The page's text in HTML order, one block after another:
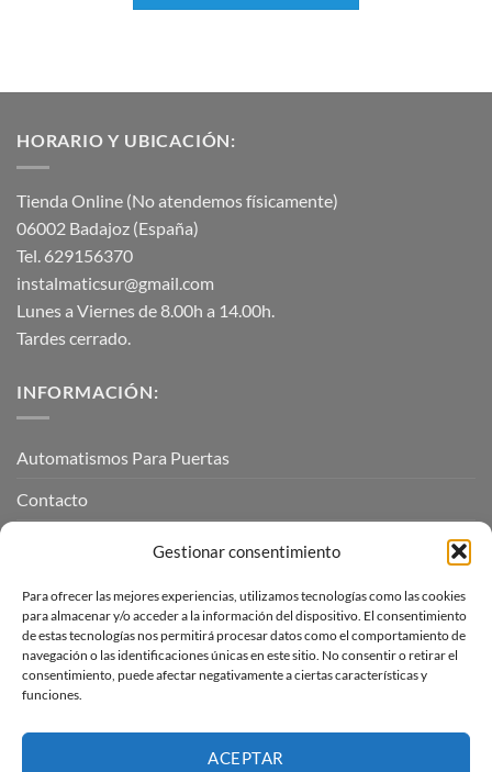
Gestionar consentimiento
Para ofrecer las mejores experiencias, utilizamos tecnologías como las cookies
para almacenar y/o acceder a la información del dispositivo. El consentimiento
de estas tecnologías nos permitirá procesar datos como el comportamiento de
navegación o las identificaciones únicas en este sitio. No consentir o retirar el
consentimiento, puede afectar negativamente a ciertas características y
funciones.
ACEPTAR
HORARIO Y UBICACIÓN:
Tienda Online (No atendemos físicamente)
06002 Badajoz (España)
Tel. 629156370
instalmaticsur@gmail.com
Lunes a Viernes de 8.00h a 14.00h.
Tardes cerrado.
INFORMACIÓN:
Automatismos Para Puertas
Contacto
INFORMACIÓN LEGAL
Aviso Legal